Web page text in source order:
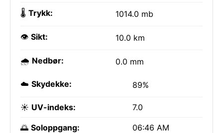
🌡️ Trykk: 1014.0 mb
👁️ Sikt: 10.0 km
🌧️ Nedbør: 0.0 mm
☁️ Skydekke: 89%
☀️ UV-indeks: 7.0
🌅 Soloppgang: 06:46 AM